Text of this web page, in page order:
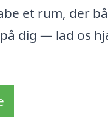
et rum, der
dig — lad os